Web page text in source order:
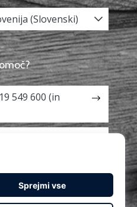
(Slovenski)
549 600 (in